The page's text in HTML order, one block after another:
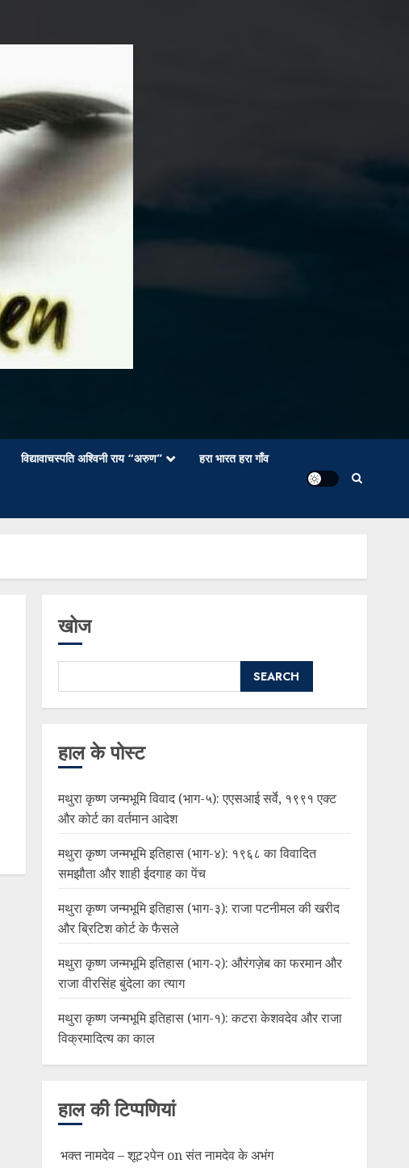
विद्यावाचस्पति अश्विनी राय “अरुण” हरा भारत हरा गाँव
खोज
SEARCH
हाल के पोस्ट
मथुरा कृष्ण जन्मभूमि विवाद (भाग-५): एएसआई सर्वे, १९९१ एक्ट
और कोर्ट का वर्तमान आदेश
मथुरा कृष्ण जन्मभूमि इतिहास (भाग-४): १९६८ का विवादित
समझौता और शाही ईदगाह का पेंच
मथुरा कृष्ण जन्मभूमि इतिहास (भाग-३): राजा पटनीमल की खरीद
और ब्रिटिश कोर्ट के फैसले
मथुरा कृष्ण जन्मभूमि इतिहास (भाग-२): औरंगज़ेब का फरमान और
राजा वीरसिंह बुंदेला का त्याग
मथुरा कृष्ण जन्मभूमि इतिहास (भाग-१): कटरा केशवदेव और राजा
विक्रमादित्य का काल
हाल की टिप्पणियां
भक्त नामदेव – शूट२पेनonसंत नामदेव के अभंग